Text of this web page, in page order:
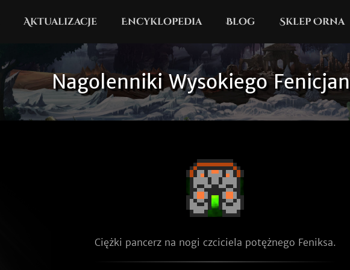
Aktualizacje Encyklopedia Blog Sklep Orna
Nagolenniki Wysokiego
Ciężki pancerz na nogi czciciela potężnego Feniksa.